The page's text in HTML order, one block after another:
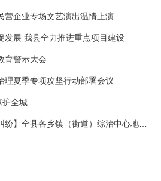
营企业专场文艺演出温情上演
发展 我县全力推进重点项目建设
育警示大会
理夏季专项攻坚行动部署会议
护全城
纷】全县各乡镇（街道）综治中心地址